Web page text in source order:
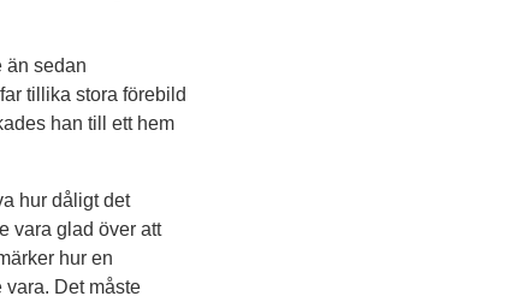
än sedan
tillika stora förebild
han till ett hem
hur dåligt det
vara glad över att
hur en
vara. Det måste